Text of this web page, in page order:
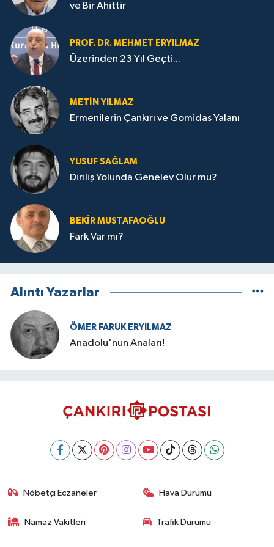
ve Bir Ahittir
PROF. DR. MEHMET ERYILMAZ
Üzerinden 23 Yıl Geçti...
METIN YILMAZ
Ermenilerin Çankırı ve Gomidas Yalanı
YUSUF SAĞLAM
Diriliş Yolunda Genelev Olur mu?
BEKIR MUSTAFAOĞLU
Fark Var mı?
Alıntı Yazarlar
ÖMER FARUK ERYILMAZ
Anadolu'nun Anaları!
Nöbetçi Eczaneler Hava Durumu
Namaz Vakitleri Trafik Durumu